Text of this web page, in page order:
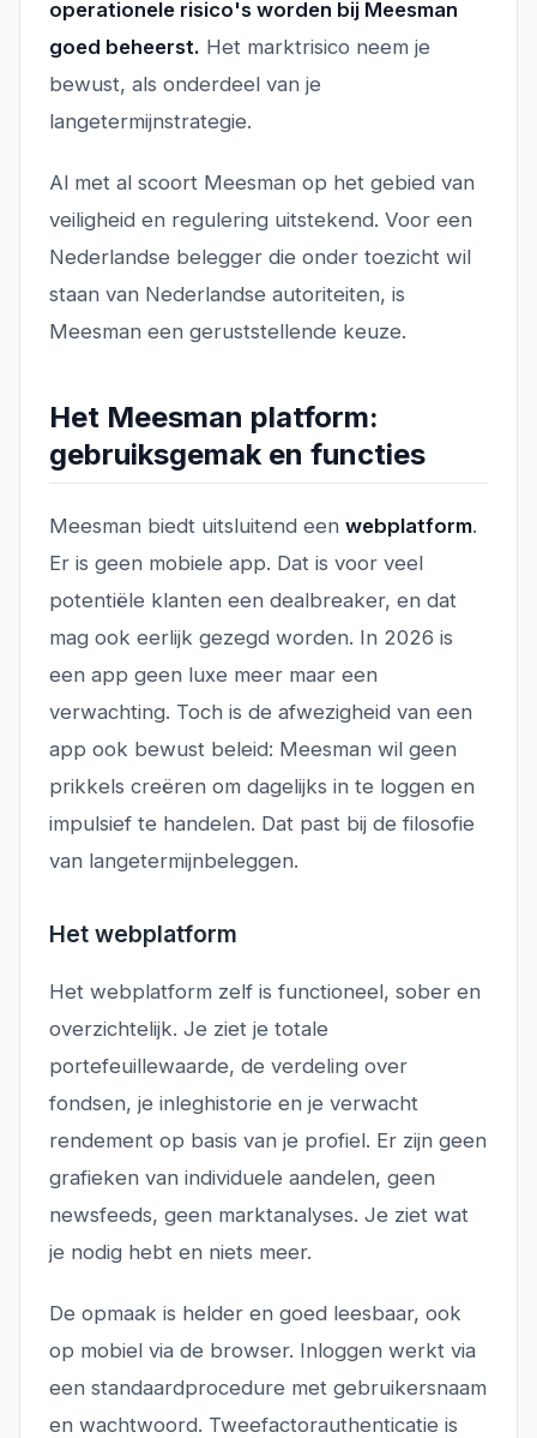
operationele risico's worden bij Meesman
goed beheerst. Het marktrisico neem je
bewust, als onderdeel van je
langetermijnstrategie.
Al met al scoort Meesman op het gebied van
veiligheid en regulering uitstekend. Voor een
Nederlandse belegger die onder toezicht wil
staan van Nederlandse autoriteiten, is
Meesman een geruststellende keuze.
Het Meesman platform:
gebruiksgemak en functies
Meesman biedt uitsluitend een webplatform.
Er is geen mobiele app. Dat is voor veel
potentiële klanten een dealbreaker, en dat
mag ook eerlijk gezegd worden. In 2026 is
een app geen luxe meer maar een
verwachting. Toch is de afwezigheid van een
app ook bewust beleid: Meesman wil geen
prikkels creëren om dagelijks in te loggen en
impulsief te handelen. Dat past bij de filosofie
van langetermijnbeleggen.
Het webplatform
Het webplatform zelf is functioneel, sober en
overzichtelijk. Je ziet je totale
portefeuillewaarde, de verdeling over
fondsen, je inleghistorie en je verwacht
rendement op basis van je profiel. Er zijn geen
grafieken van individuele aandelen, geen
newsfeeds, geen marktanalyses. Je ziet wat
je nodig hebt en niets meer.
De opmaak is helder en goed leesbaar, ook
op mobiel via de browser. Inloggen werkt via
een standaardprocedure met gebruikersnaam
en wachtwoord. Tweefactorauthenticatie is